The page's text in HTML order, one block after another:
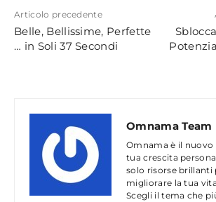
Articolo precedente
Belle, Bellissime, Perfette
… in Soli 37 Secondi
Omnama Team
Omnama è il nuovo
tua crescita
solo risorse brillanti
migliorare la tua
Scegli il tema che